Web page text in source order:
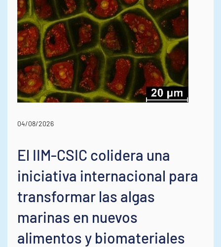
04/08/2026
El IIM-CSIC colidera una
iniciativa internacional para
transformar las algas
marinas en nuevos
alimentos y biomateriales